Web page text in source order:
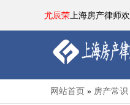
尤辰荣 上海房产律师
网站首页 » 房产常识